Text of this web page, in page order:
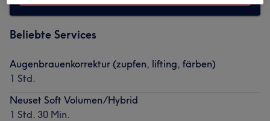
Beliebte Services
Augenbrauenkorrektur (zupfen, lifting, färben)
1 Std.
Neuset Soft Volumen/Hybrid
1 Std. 30 Min.